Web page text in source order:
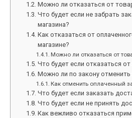
Можно ли отказаться от
Что будет если не забрать
магазина?
Как отказаться от
магазине?
Можно ли отказаться от
Что будет если отказаться от
Можно ли по закону отменить
Как отменить оплаченный
Что будет если заказать
Что будет если не принять
Как вежливо отказаться